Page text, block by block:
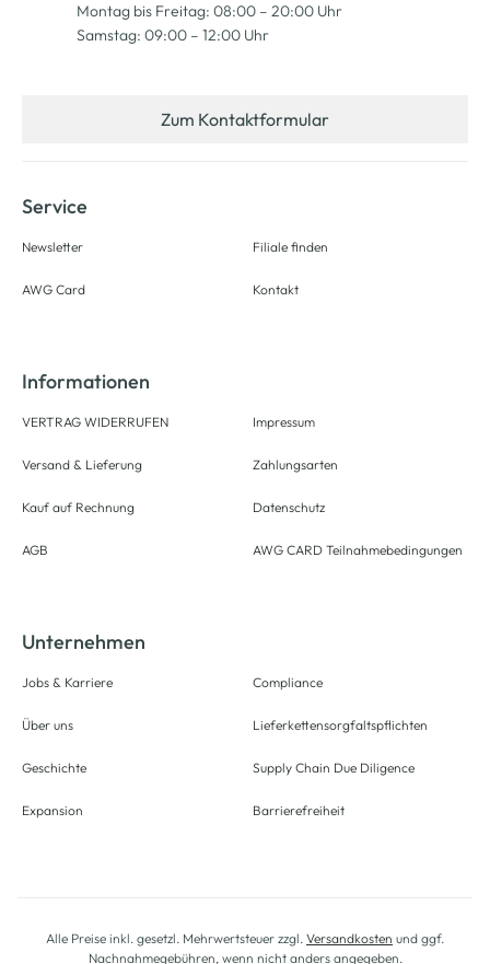
Montag bis Freitag: 08:00 – 20:00 Uhr
Samstag: 09:00 – 12:00 Uhr
Zum Kontaktformular
Service
Newsletter
AWG Card
Filiale finden
Kontakt
Informationen
VERTRAG WIDERRUFEN
Versand & Lieferung
Kauf auf Rechnung
AGB
Impressum
Zahlungsarten
Datenschutz
AWG CARD Teilnahmebedingungen
Unternehmen
Jobs & Karriere
Über uns
Geschichte
Expansion
Compliance
Lieferkettensorgfaltspflichten
Supply Chain Due Diligence
Barrierefreiheit
Alle Preise inkl. gesetzl. Mehrwertsteuer zzgl. Versandkosten und ggf.
Nachnahmegebühren, wenn nicht anders angegeben.